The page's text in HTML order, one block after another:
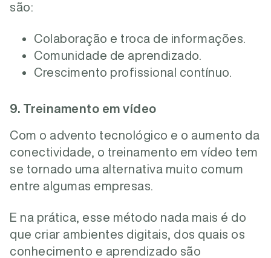
são:
Colaboração e troca de informações.
Comunidade de aprendizado.
Crescimento profissional contínuo.
9. Treinamento em vídeo
Com o advento tecnológico e o aumento da
conectividade, o treinamento em vídeo tem
se tornado uma alternativa muito comum
entre algumas empresas.
E na prática, esse método nada mais é do
que criar ambientes digitais, dos quais os
conhecimento e aprendizado são